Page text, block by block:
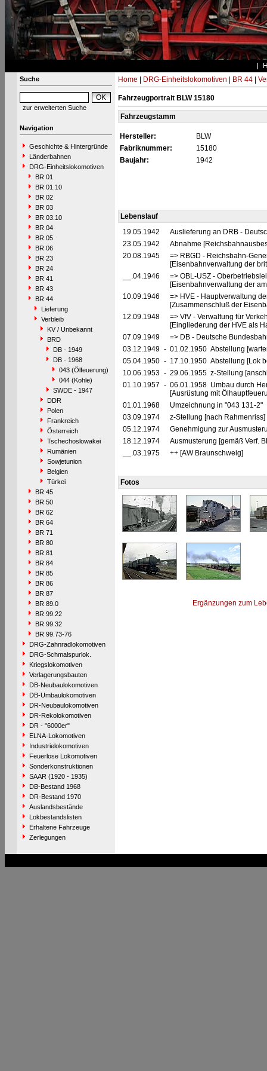
Suche
zur erweiterten Suche
Navigation
Geschichte & Hintergründe
Länderbahnen
DRG-Einheitslokomotiven
BR 01
BR 01.10
BR 02
BR 03
BR 03.10
BR 04
BR 05
BR 06
BR 23
BR 24
BR 41
BR 43
BR 44
Lieferung
Verbleib
KV / Unbekannt
BRD
DB - 1949
DB - 1968
043 (Ölfeuerung)
044 (Kohle)
SWDE - 1947
DDR
Polen
Frankreich
Österreich
Tschechoslowakei
Rumänien
Sowjetunion
Belgien
Türkei
BR 45
BR 50
BR 62
BR 64
BR 71
BR 80
BR 81
BR 84
BR 85
BR 86
BR 87
BR 89.0
BR 99.22
BR 99.32
BR 99.73-76
DRG-Zahnradlokomotiven
DRG-Schmalspurlok.
Kriegslokomotiven
Verlagerungsbauten
DB-Neubaulokomotiven
DB-Umbaulokomotiven
DR-Neubaulokomotiven
DR-Rekolokomotiven
DR - "6000er"
ELNA-Lokomotiven
Industrielokomotiven
Feuerlose Lokomotiven
Sonderkonstruktionen
SAAR (1920 - 1935)
DB-Bestand 1968
DR-Bestand 1970
Auslandsbestände
Lokbestandslisten
Erhaltene Fahrzeuge
Zerlegungen
Home DRG-Einheitslokomotiven BR 44|
Fahrzeugportrait BLW 15180
Fahrzeugstamm
Hersteller:
BLW
Fabriknummer:
15180
Baujahr:
1942
Lebenslauf
19.05.1942
Auslieferung an DRB -
23.05.1942
Abnahme
20.08.1945
=> RBGD - Reichsbahn-
[Eisenbahnverwaltung der
__.04.1946
=> OBL-USZ -
[Eisenbahnverwaltung der
10.09.1946
=> HVE - Hauptverwaltung
[Zusammenschluß der
12.09.1948
=> VfV - Verwaltung für
[Eingliederung der HVE als
07.09.1949
=> DB - Deutsche
03.12.1949 - 01.02.1950 Abstellung
05.04.1950 - 17.10.1950 Abstellung [Lok
10.06.1953 - 29.06.1955 z-Stellung
01.10.1957 - 06.01.1958 Umbau durch
[Ausrüstung mit
01.01.1968
Umzeichnung in "043 131-2"
03.09.1974
z-Stellung [nach
05.12.1974
Genehmigung zur
18.12.1974
Ausmusterung [gemäß Verf.
__.03.1975
++ [AW Braunschweig]
Fotos
Ergänzungen zum